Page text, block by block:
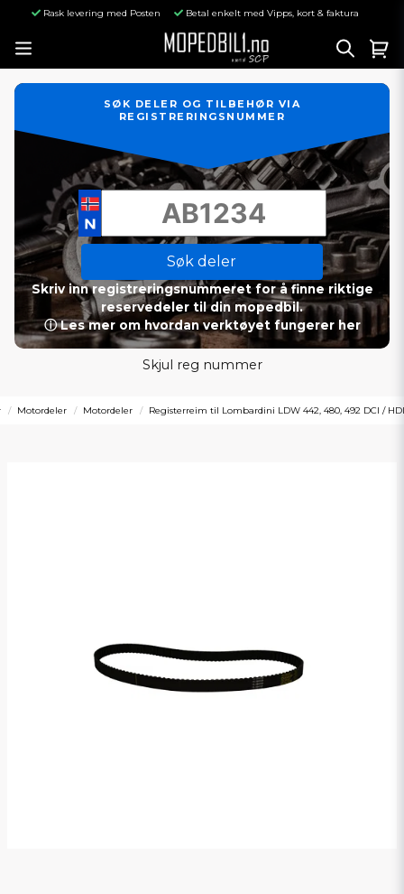
Rask levering med Posten Betal enkelt med Vipps, kort & faktura
SØK DELER OG TILBEHØR VIA
REGISTRERINGSNUMMER
Søk deler
Skriv inn registreringsnummeret for å finne riktige
reservedeler til din mopedbil.
ⓘ Les mer om hvordan verktøyet fungerer her
Skjul reg nummer
Motordeler Motordeler Registerreim til Lombardini LDW 442, 480, 492 DCI /